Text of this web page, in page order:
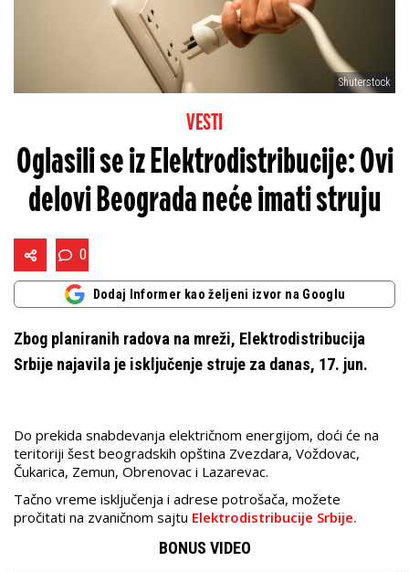
Shuterstock
VESTI
Oglasili se iz Elektrodistribucije: Ovi
delovi Beograda neće imati struju
0
Dodaj Informer kao željeni izvor na Googlu
Zbog planiranih radova na mreži, Elektrodistribucija
Srbije najavila je isključenje struje za danas, 17. jun.
Do prekida snabdevanja električnom energijom, doći će na
teritoriji šest beogradskih opština Zvezdara, Voždovac,
Čukarica, Zemun, Obrenovac i Lazarevac.
Tačno vreme isključenja i adrese potrošača, možete
pročitati na zvaničnom sajtu Elektrodistribucije Srbije.
BONUS VIDEO